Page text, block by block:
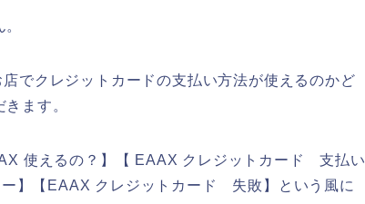
でクレジットカードの支払い方法が使えるのかど
ます。
使えるの？】【 EAAX クレジットカード 支払い
】【EAAX クレジットカード 失敗】という風に